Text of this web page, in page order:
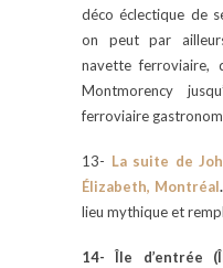
déco éclectique de
on peut par
navette ferroviaire,
Montmorency
ferroviaire
13- La suite de
Élizabeth, Montréal.
lieu mythique et
14- Île d’entrée